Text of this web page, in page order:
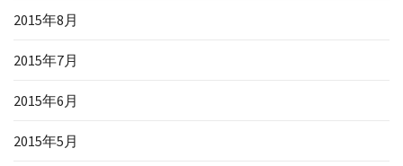
2015年8月
2015年7月
2015年6月
2015年5月